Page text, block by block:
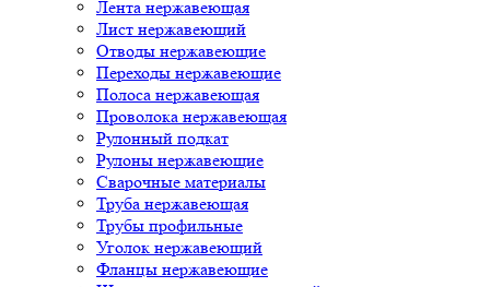
Лента нержавеющая
Лист нержавеющий
Отводы нержавеющие
Переходы нержавеющие
Полоса нержавеющая
Проволока нержавеющая
Рулонный подкат
Рулоны нержавеющие
Сварочные материалы
Труба нержавеющая
Трубы профильные
Уголок нержавеющий
Фланцы нержавеющие